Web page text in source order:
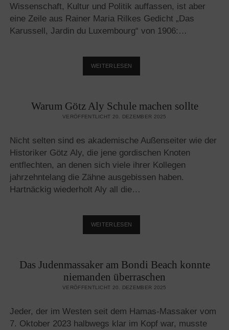
Wissenschaft, Kultur und Politik auffassen, ist aber
eine Zeile aus Rainer Maria Rilkes Gedicht „Das
Karussell, Jardin du Luxembourg“ von 1906:…
WEITERLESEN
DANN
EIN
WEISSER E
ILKE-T
AGUNG I
N P
Warum Götz Aly Schule machen sollte
VERÖFFENTLICHT 20. DEZEMBER 2025
Nicht selten sind es akademische Außenseiter wie der
Historiker Götz Aly, die jene gordischen Knoten
entflechten, an denen sich viele ihrer Kollegen
jahrzehntelang die Zähne ausgebissen haben.
Hartnäckig wiederholt Aly all die…
WEITERLESEN
GÖTZ
MACHEN
SOLLTE
Das Judenmassaker am Bondi Beach konnte
niemanden überraschen
VERÖFFENTLICHT 20. DEZEMBER 2025
Jeder, der im Westen seit dem Hamas-Massaker vom
7. Oktober 2023 halbwegs klar im Kopf war, musste